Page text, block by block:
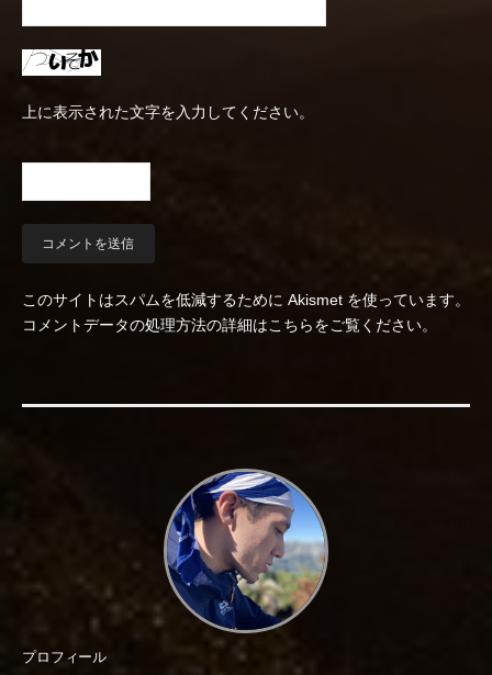
上に表示された文字を入力してください。
このサイトはスパムを低減するために Akismet を使っています。
コメントデータの処理方法の詳細はこちらをご覧ください。
プロフィール